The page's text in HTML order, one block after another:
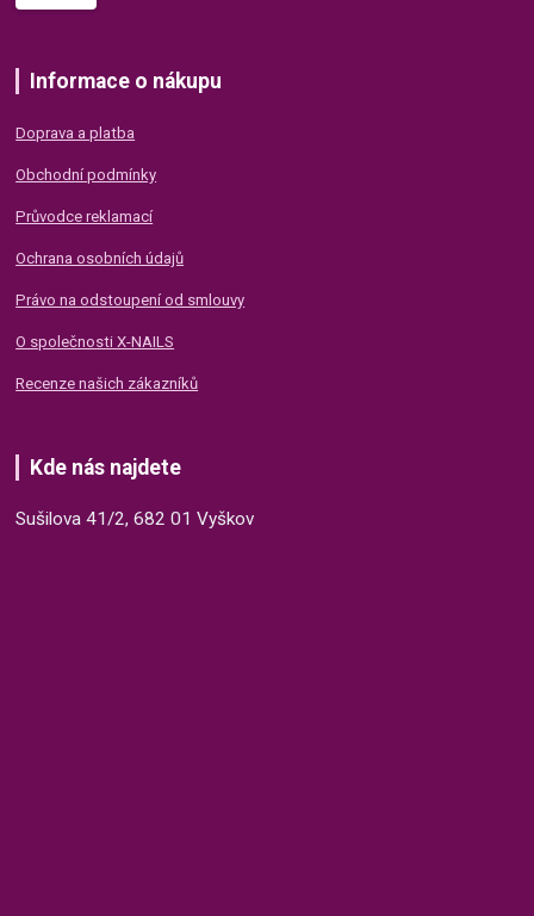
Informace o nákupu
Doprava a platba
Obchodní podmínky
Průvodce reklamací
Ochrana osobních údajů
Právo na odstoupení od smlouvy
O společnosti X-NAILS
Recenze našich zákazníků
Kde nás najdete
Sušilova 41/2, 682 01 Vyškov